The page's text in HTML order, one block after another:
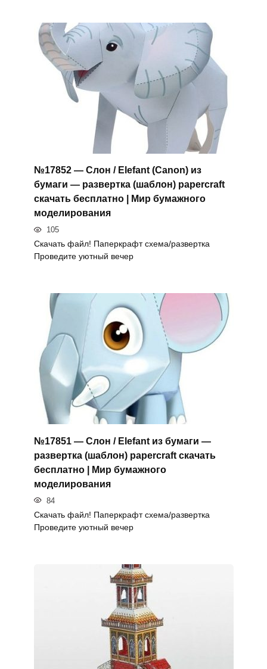
№17852 — Слон / Elefant (Canon) из
бумаги — развертка (шаблон) papercraft
скачать бесплатно | Мир бумажного
моделирования
105
Скачать файл! Паперкрафт схема/развертка
Проведите уютный вечер
№17851 — Слон / Elefant из бумаги —
развертка (шаблон) papercraft скачать
бесплатно | Мир бумажного
моделирования
84
Скачать файл! Паперкрафт схема/развертка
Проведите уютный вечер